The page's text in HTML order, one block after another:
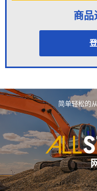
商
简单轻松的